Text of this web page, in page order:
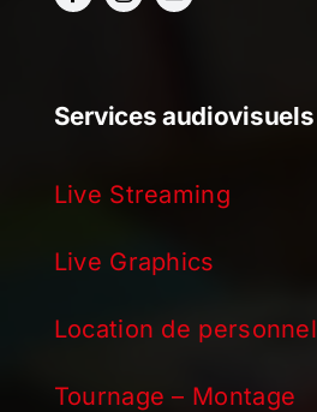
Services audiovisuels
Live Streaming
Live Graphics
Location de personnel
Tournage – Montage